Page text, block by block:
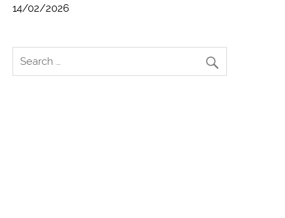
14/02/2026